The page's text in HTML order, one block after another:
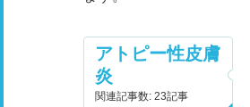
アトピー性皮膚
炎
関連記事数: 23記事